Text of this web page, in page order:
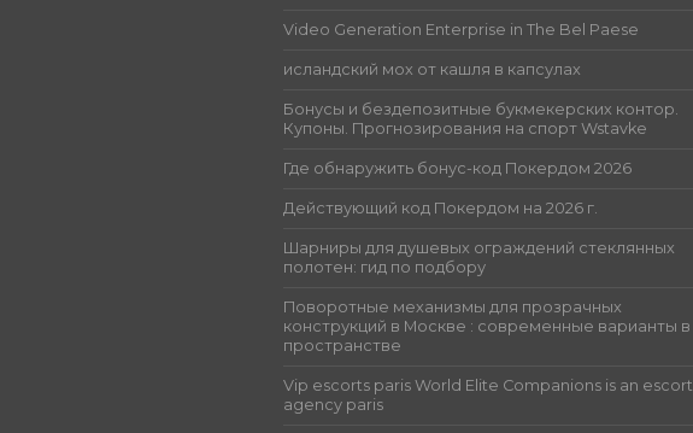
Video Generation Enterprise in The Bel Paese
исландский мох от кашля в капсулах
Бонусы и бездепозитные букмекерских контор.
Купоны. Прогнозирования на спорт Wstavke
Где обнаружить бонус-код Покердом 2026
Действующий код Покердом на 2026 г.
Шарниры для душевых ограждений стеклянных
полотен: гид по подбору
Поворотные механизмы для прозрачных
конструкций в Москве : современные варианты в
пространстве
Vip escorts paris World Elite Companions is an escort
agency paris